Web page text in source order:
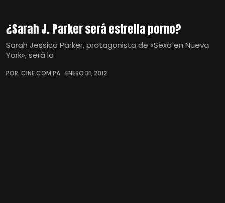
¿Sarah J. Parker será estrella porno?
Sarah Jessica Parker, protagonista de «Sexo en Nueva
York», será la
POR: CINE.COM.PA ENERO 31, 2012